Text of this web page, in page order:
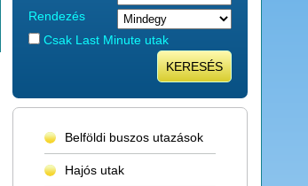
Rendezés
Csak Last Minute utak
KERESÉS
Belföldi buszos utazások
Hajós utak